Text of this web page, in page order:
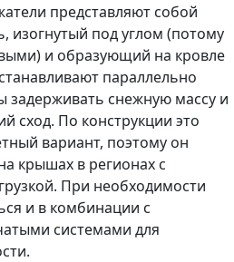
представляют собой
изогнутый под углом (потому
и образующий на кровле
параллельно
задерживать снежную массу и
сход. По конструкции это
вариант, поэтому он
крышах в регионах с
При необходимости
и в комбинации с
системами для